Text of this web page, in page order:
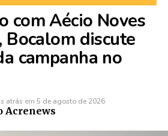
com Aécio Noves
Bocalom discute
campanha no
atrás em 5 de agosto de 2026
Acrenews